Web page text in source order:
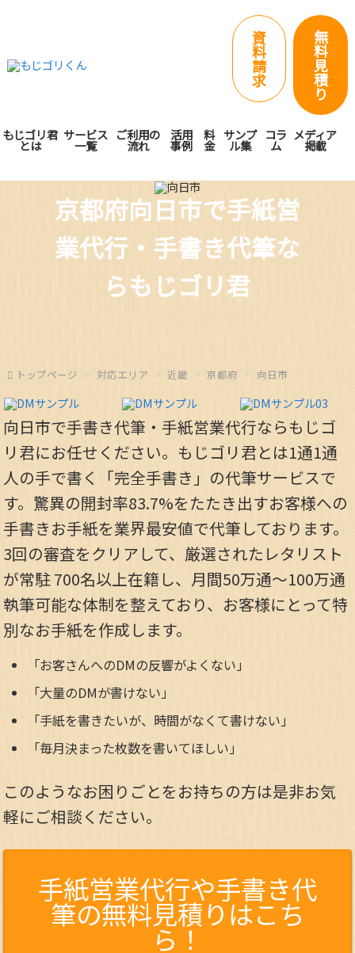
資
料
請
求
無
料
見
積
り
もじゴリ君
とは
サービス
一覧
ご利用の
流れ
活用
事例
料
金
サンプ
ル集
コラ
ム
メディア
掲載
京都府向日市で手紙営
業代行・手書き代筆な
らもじゴリ君
トップページ 対応エリア 近畿 京都府 向日市
向日市で手書き代筆・手紙営業代行ならもじゴ
リ君にお任せください。もじゴリ君とは1通1通
人の手で書く「完全手書き」の代筆サービスで
す。驚異の開封率83.7%をたたき出すお客様への
手書きお手紙を業界最安値で代筆しております。
3回の審査をクリアして、厳選されたレタリスト
が常駐 700名以上在籍し、月間50万通～100万通
執筆可能な体制を整えており、お客様にとって特
別なお手紙を作成します。
「お客さんへのDMの反響がよくない」
「大量のDMが書けない」
「手紙を書きたいが、時間がなくて書けない」
「毎月決まった枚数を書いてほしい」
このようなお困りごとをお持ちの方は是非お気
軽にご相談ください。
手紙営業代行や手書き代
筆の無料見積りはこち
ら！